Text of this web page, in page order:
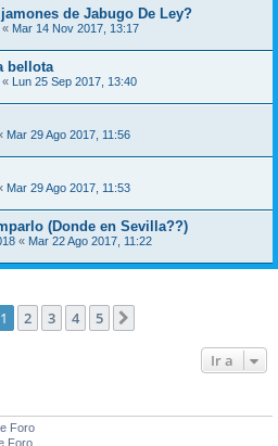
de Jabugo De Ley?
« Mar 14 Nov 2017, 13:17
bellota
« Lun 25 Sep 2017, 13:40
Mar 29 Ago 2017, 11:56
Mar 29 Ago 2017, 11:53
(Donde en Sevilla??)
« Mar 22 Ago 2017, 11:22
1 2 3 4 5
Ir a
Foro
Foro